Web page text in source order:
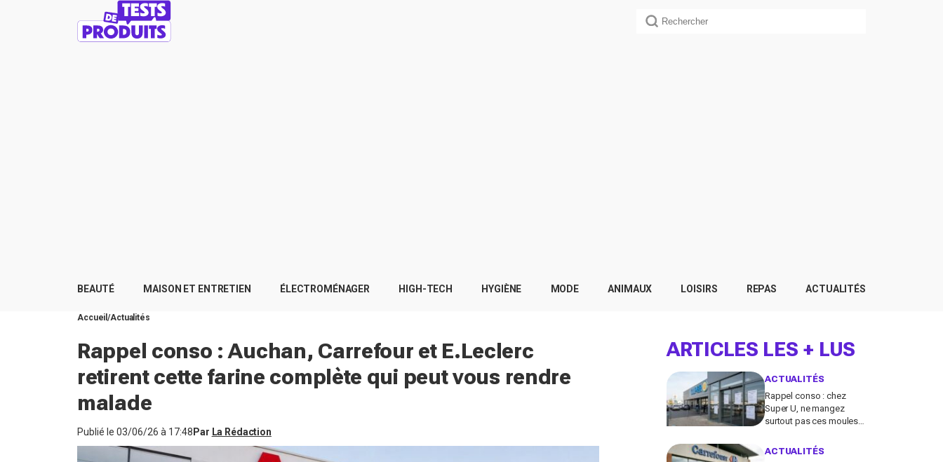
BEAUTÉ MAISON ET ENTRETIEN ÉLECTROMÉNAGER HIGH-TECH HYGIÈNE MODE ANIMAUX LOISIRS REPAS ACTUALITÉS
Accueil Actualités
Rappel conso : Auchan, Carrefour et E.Leclerc
retirent cette farine complète qui peut vous rendre
malade
Publié le 03/06/26 à 17:48 Par La Rédaction
ARTICLES LES + LUS
ACTUALITÉS
Rappel conso : chez
Super U, ne mangez
surtout pas ces moules
toxines diarrhéiques
ACTUALITÉS